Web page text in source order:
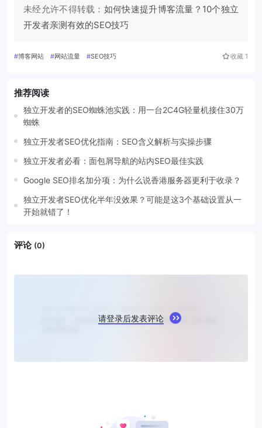
未经允许不得转载： 如何快速提升博客流量？10个独立
开发者亲测有效的SEO技巧
#博客网站 #网站流量 #SEO技巧 收藏 1
推荐阅读
独立开发者的SEO蜘蛛池实践：用一台2C4G轻量机接住30万
蜘蛛
独立开发者SEO优化指南：SEO含义解析与实操步骤
独立开发者必看：面包屑导航的站内SEO最佳实践
Google SEO排名加分项：为什么说香港服务器更利于收录？
独立开发者SEO优化半年没效果？可能是这3个基础设置从一
开始就错了！
评论 (0)
请登录后发表评论